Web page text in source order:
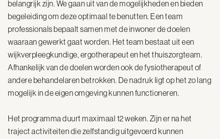
belangrijk zijn. We gaan uit van de mogelijkheden en bieden
begeleiding om deze optimaal te benutten. Een team
professionals bepaalt samen met de inwoner de doelen
waaraan gewerkt gaat worden. Het team bestaat uit een
wijkverpleegkundige, ergotherapeut en het thuiszorgteam.
Afhankelijk van de doelen worden ook de fysiotherapeut of
andere behandelaren betrokken. De nadruk ligt op het zo lang
mogelijk in de eigen omgeving kunnen functioneren.
Het programma duurt maximaal 12 weken. Zijn er na het
traject activiteiten die zelfstandig uitgevoerd kunnen